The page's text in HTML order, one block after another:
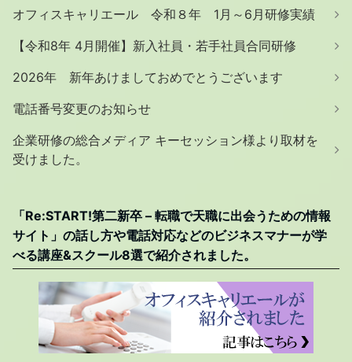
オフィスキャリエール 令和８年 1月～6月研修実績
【令和8年 4月開催】新入社員・若手社員合同研修
2026年 新年あけましておめでとうございます
電話番号変更のお知らせ
企業研修の総合メディア キーセッション様より取材を
受けました。
「Re:START!第二新卒 – 転職で天職に出会うための情報
サイト」の話し方や電話対応などのビジネスマナーが学
べる講座&スクール8選で紹介されました。